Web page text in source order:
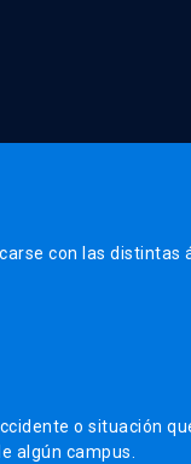
con las distintas
o situación
algún campus.